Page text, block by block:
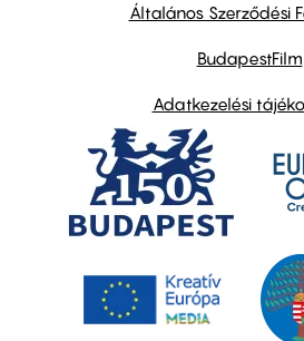
Általános Szerződési
BudapestFilm
Adatkezelési